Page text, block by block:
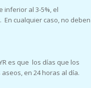
inferior al 3-5%, el
cualquier caso, no deben
es que los días que los
en 24 horas al día.